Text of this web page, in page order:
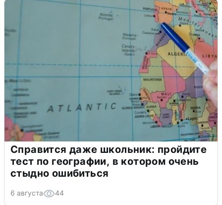
Справится даже школьник: пройдите
тест по географии, в котором очень
стыдно ошибиться
6 августа 44